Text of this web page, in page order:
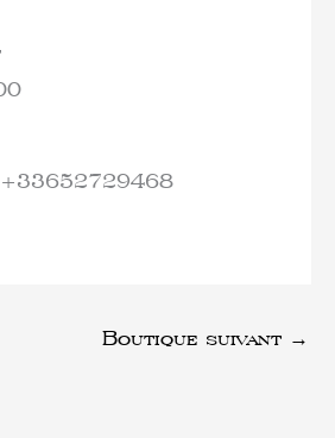
+33652729468
Boutique suivant →